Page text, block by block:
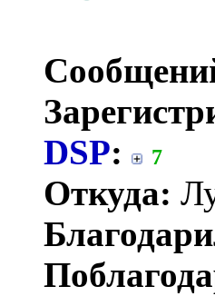
DSP: 7
Откуда: